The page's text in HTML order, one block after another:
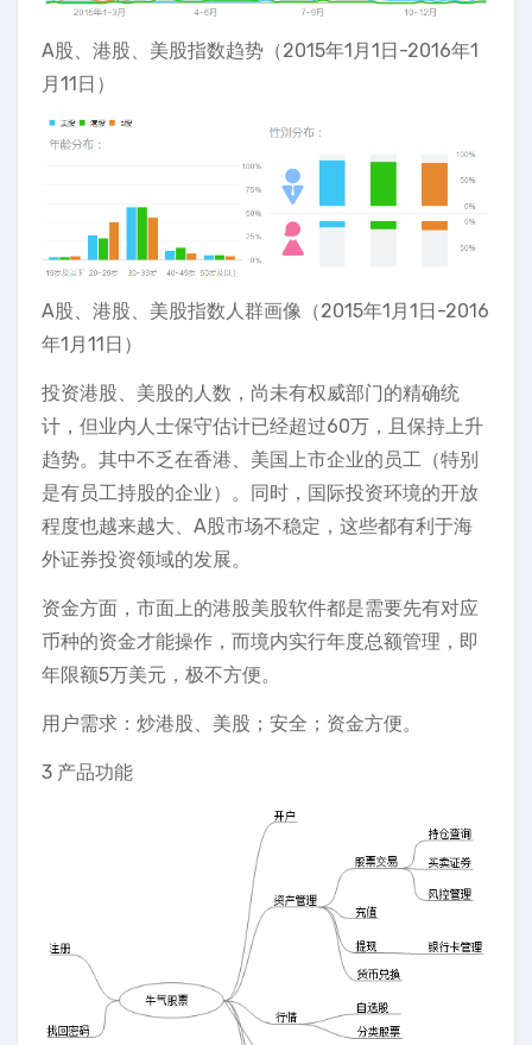
A股、港股、美股指数趋势（2015年1月1日-2016年1
月11日）
A股、港股、美股指数人群画像（2015年1月1日-2016
年1月11日）
投资港股、美股的人数，尚未有权威部门的精确统
计，但业内人士保守估计已经超过60万，且保持上升
趋势。其中不乏在香港、美国上市企业的员工（特别
是有员工持股的企业）。同时，国际投资环境的开放
程度也越来越大、A股市场不稳定，这些都有利于海
外证券投资领域的发展。
资金方面，市面上的港股美股软件都是需要先有对应
币种的资金才能操作，而境内实行年度总额管理，即
年限额5万美元，极不方便。
用户需求：炒港股、美股；安全；资金方便。
3 产品功能